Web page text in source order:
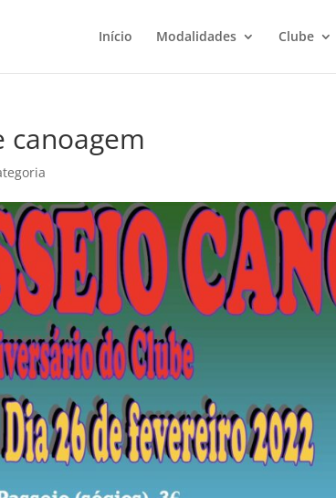
Início Modalidades Clube
canoagem